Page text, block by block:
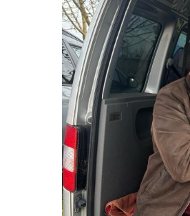
Hit enter to search or